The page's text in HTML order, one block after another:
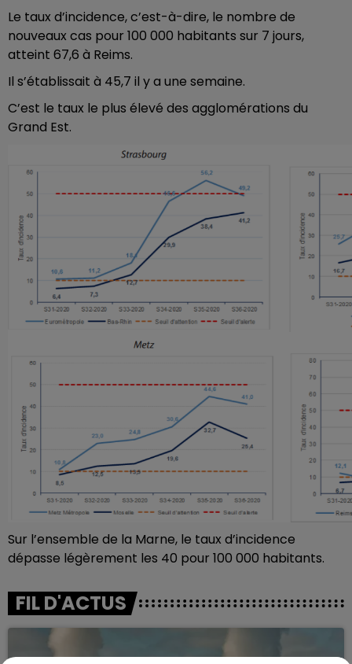
Le taux d’incidence, c’est-à-dire, le nombre de
nouveaux cas pour 100 000 habitants sur 7 jours,
atteint 67,6 à Reims.
Il s’établissait à 45,7 il y a une semaine.
C’est le taux le plus élevé des agglomérations du
Grand Est.
Sur l’ensemble de la Marne, le taux d’incidence
dépasse légèrement les 40 pour 100 000 habitants.
FIL D'ACTUS